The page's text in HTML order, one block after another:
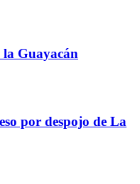
Guayacán
por despojo de La